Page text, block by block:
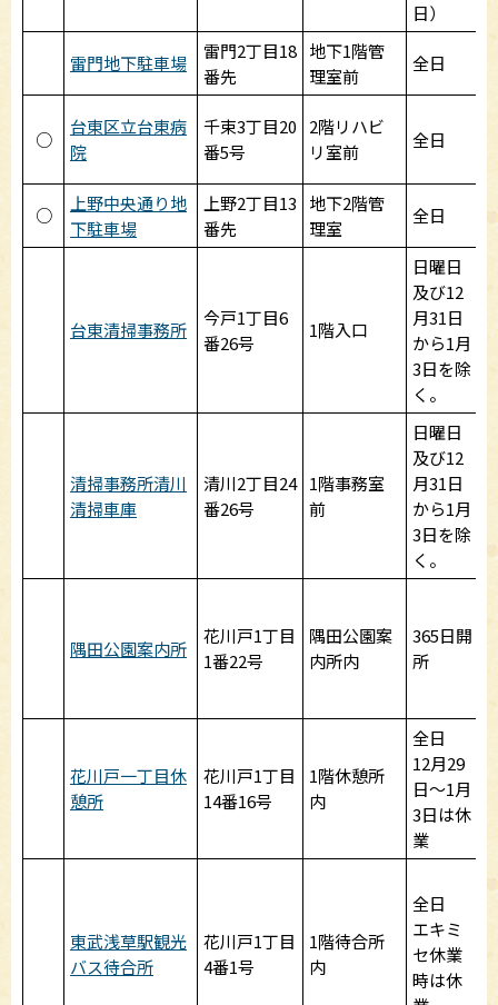
日）
雷門地下駐車場
雷門2丁目18
番先
地下1階管
理室前
全日
○
台東区立台東病
院
千束3丁目20
番5号
2階リハビ
リ室前
全日
○
上野中央通り地
下駐車場
上野2丁目13
番先
地下2階管
理室
全日
台東清掃事務所
今戸1丁目6
番26号
1階入口
日曜日
及び12
月31日
から1月
3日を除
く。
清掃事務所清川
清掃車庫
清川2丁目24
番26号
1階事務室
前
日曜日
及び12
月31日
から1月
3日を除
く。
隅田公園案内所
花川戸1丁目
1番22号
隅田公園案
内所内
365日開
所
花川戸一丁目休
憩所
花川戸1丁目
14番16号
1階休憩所
内
全日
12月29
日～1月
3日は休
業
東武浅草駅観光
バス待合所
花川戸1丁目
4番1号
1階待合所
内
全日
エキミ
セ休業
時は休